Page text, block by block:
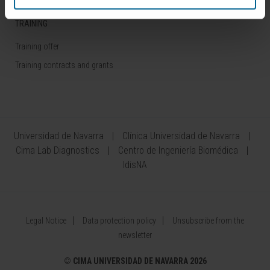
TRAINING
Training offer
Training contracts and grants
Universidad de Navarra
Clínica Universidad de Navarra
Cima Lab Diagnostics
Centro de Ingeniería Biomédica
IdisNA
Legal Notice Data protection policy
Unsubscribe from the
newsletter
© CIMA UNIVERSIDAD DE NAVARRA 2026